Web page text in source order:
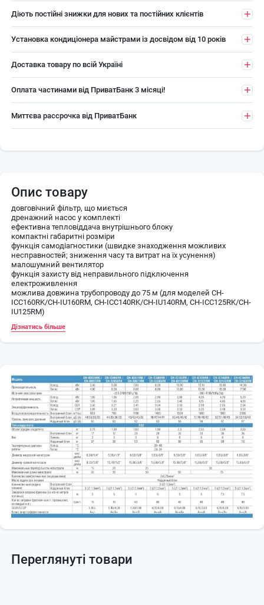
Діють постійні знижки для нових та постійних клієнтів
Установка кондиціонера майстрами із досвідом від 10 років
Доставка товару по всій Україні
Оплата частинами від ПриватБанк 3 місяці!
Миттєва рассрочка від ПриватБанк
Опис товару
довговічний фільтр, що миється
дренажний насос у комплекті
ефективна тепловіддача внутрішнього блоку
компактні габаритні розміри
функція самодіагностики (швидке знаходження можливих
несправностей; зниження часу та витрат на їх усунення)
малошумний вентилятор
функція захисту від неправильного підключення
електроживлення
можлива довжина трубопроводу до 75 м (для моделей CH-
ICC160RK/CH-IU160RM, CH-ICC140RK/CH-IU140RM, CH-ICC125RK/CH-
IU125RM)
Дізнатись більше
Переглянуті товари